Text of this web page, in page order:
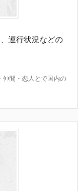
運行状況などの
仲間・恋人とで国内の